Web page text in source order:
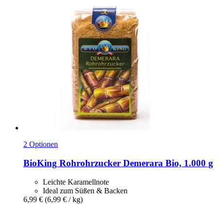
2 Optionen
BioKing Rohrohrzucker Demerara Bio, 1.000 g
Leichte Karamellnote
Ideal zum Süßen & Backen
6,99 € (6,99 € / kg)